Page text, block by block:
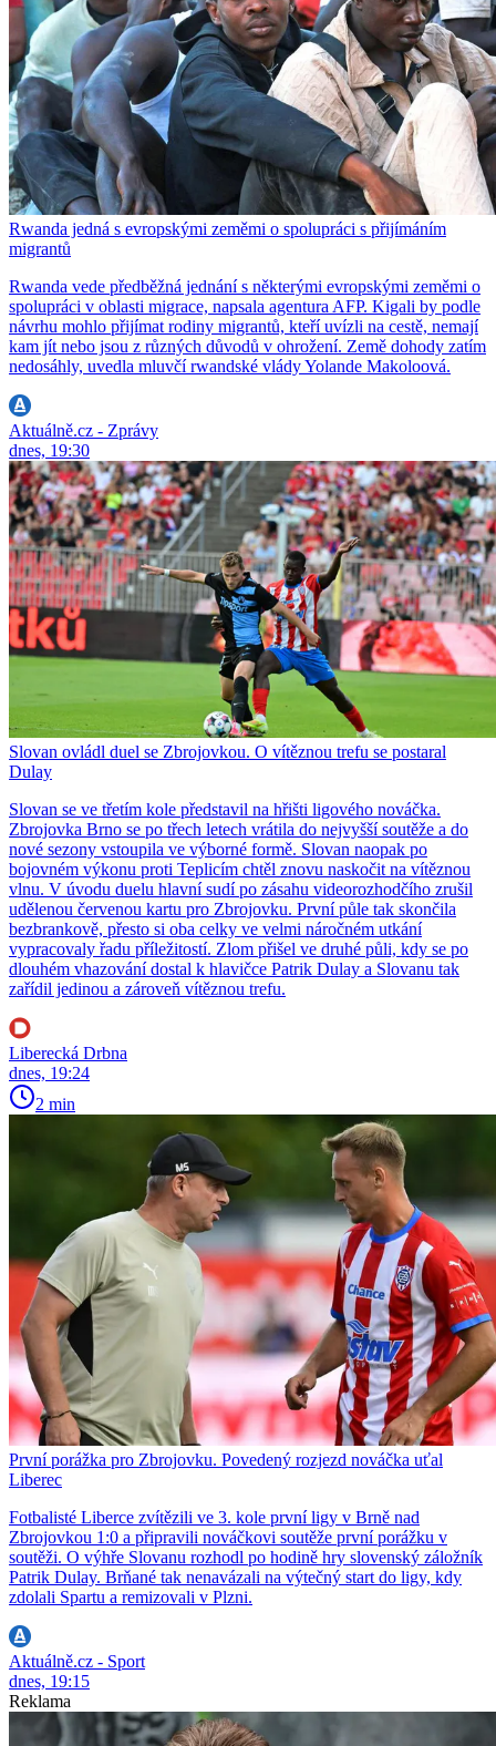
Rwanda jedná s evropskými zeměmi o spolupráci s přijímáním
migrantů
Rwanda vede předběžná jednání s některými evropskými zeměmi o
spolupráci v oblasti migrace, napsala agentura AFP. Kigali by podle
návrhu mohlo přijímat rodiny migrantů, kteří uvízli na cestě, nemají
kam jít nebo jsou z různých důvodů v ohrožení. Země dohody zatím
nedosáhly, uvedla mluvčí rwandské vlády Yolande Makoloová.
Aktuálně.cz - Zprávy
dnes, 19:30
Slovan ovládl duel se Zbrojovkou. O vítěznou trefu se postaral
Dulay
Slovan se ve třetím kole představil na hřišti ligového nováčka.
Zbrojovka Brno se po třech letech vrátila do nejvyšší soutěže a do
nové sezony vstoupila ve výborné formě. Slovan naopak po
bojovném výkonu proti Teplicím chtěl znovu naskočit na vítěznou
vlnu. V úvodu duelu hlavní sudí po zásahu videorozhodčího zrušil
udělenou červenou kartu pro Zbrojovku. První půle tak skončila
bezbrankově, přesto si oba celky ve velmi náročném utkání
vypracovaly řadu příležitostí. Zlom přišel ve druhé půli, kdy se po
dlouhém vhazování dostal k hlavičce Patrik Dulay a Slovanu tak
zařídil jedinou a zároveň vítěznou trefu.
Liberecká Drbna
dnes, 19:24
2 min
První porážka pro Zbrojovku. Povedený rozjezd nováčka uťal
Liberec
Fotbalisté Liberce zvítězili ve 3. kole první ligy v Brně nad
Zbrojovkou 1:0 a připravili nováčkovi soutěže první porážku v
soutěži. O výhře Slovanu rozhodl po hodině hry slovenský záložník
Patrik Dulay. Brňané tak nenavázali na výtečný start do ligy, kdy
zdolali Spartu a remizovali v Plzni.
Aktuálně.cz - Sport
dnes, 19:15
Reklama